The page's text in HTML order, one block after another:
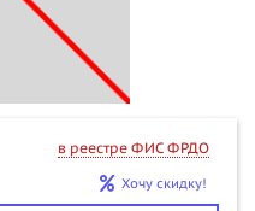
в реестре ФИС ФРДО
Хочу скидку!